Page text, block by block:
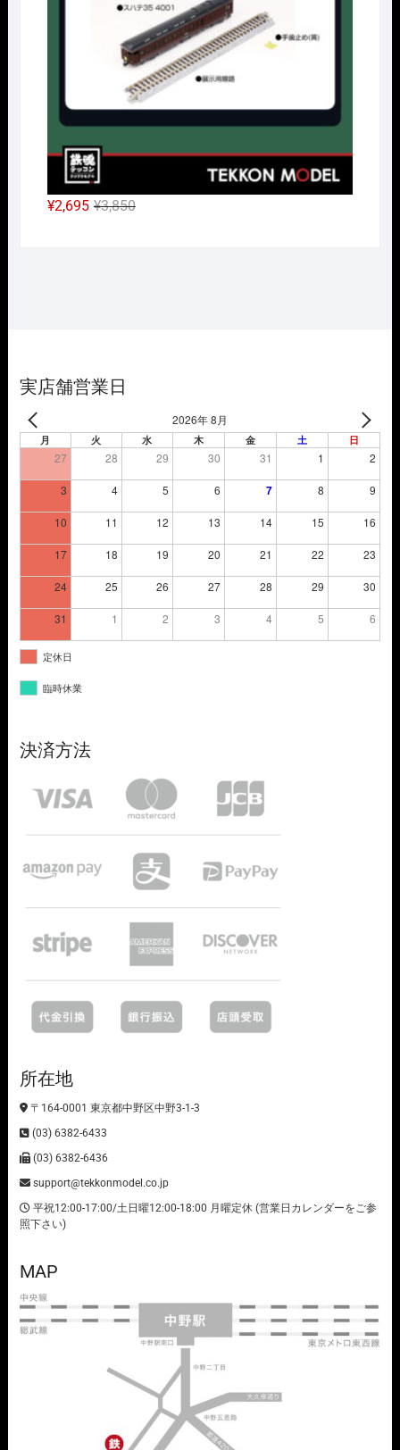
し
た。
で
す。
¥3,850元
¥2,695
現
実店舗営業日
2026年 8月
月 火 水 木 金 土 日
27 28 29 30 31 1 2
3 4 5 6 7 8 9
10 11 12 13 14 15 16
17 18 19 20 21 22 23
24 25 26 27 28 29 30
31 1 2 3 4 5 6
定休日
臨時休業
決済方法
所在地
〒164-0001 東京都中野区中野3-1-3
(03) 6382-6433
(03) 6382-6436
support@tekkonmodel.co.jp
平祝12:00-17:00/土日曜12:00-18:00 月曜定休 (営業日カレンダーをご参
照下さい)
MAP